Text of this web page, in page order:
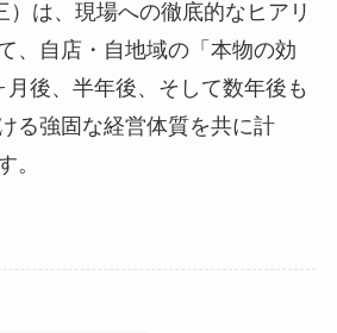
）は、現場への徹底的なヒアリ
、自店・自地域の「本物の効
後、半年後、そして数年後も
る強固な経営体質を共に計
。